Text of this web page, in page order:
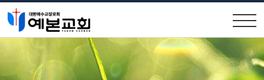
교회안내 교회소식